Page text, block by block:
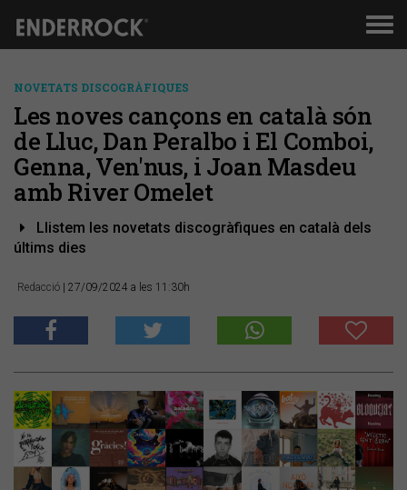
NOVETATS DISCOGRÀFIQUES
Les noves cançons en català són
de Lluc, Dan Peralbo i El Comboi,
Genna, Ven'nus, i Joan Masdeu
amb River Omelet
Llistem les novetats discogràfiques en català dels
últims dies
Redacció | 27/09/2024 a les 11:30h